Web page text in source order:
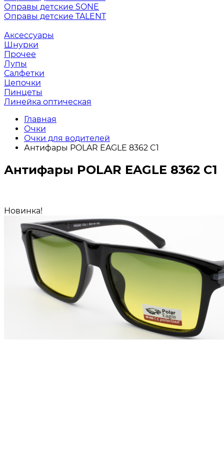
Оправы детские SONE
Оправы детские TALENT
Аксессуары
Шнурки
Прочее
Лупы
Салфетки
Цепочки
Пинцеты
Линейка оптическая
Главная
Очки
Очки для водителей
Антифары POLAR EAGLE 8362 C1
Антифары POLAR EAGLE 8362 C1
Новинка!